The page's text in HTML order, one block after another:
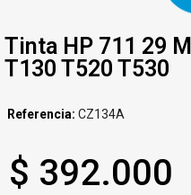
Tinta HP 711 29
T130 T520 T530
Referencia CZ134A
$ 392.000